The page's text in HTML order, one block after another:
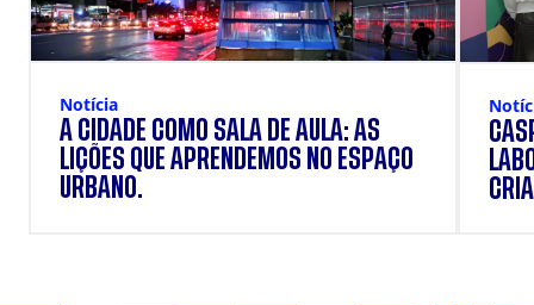
Notícia
A CIDADE COMO SALA DE AULA: AS
LIÇÕES QUE APRENDEMOS NO ESPAÇO
URBANO.